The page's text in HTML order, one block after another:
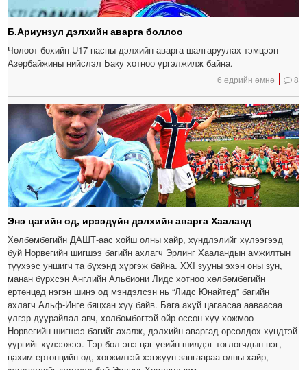
Б.Ариунзул дэлхийн аварга боллоо
Чөлөөт бөхийн U17 насны дэлхийн аварга шалгаруулах тэмцээн
Азербайжины нийслэл Баку хотноо үргэлжилж байна.
6 өдрийн өмнө 8
Энэ цагийн од, ирээдүйн дэлхийн аварга Хааланд
Хөлбөмбөгийн ДАШТ-аас хойш олны хайр, хүндлэлийг хүлээгээд
буй Норвегийн шигшээ багийн ахлагч Эрлинг Хааландын амжилтын
түүхээс уншигч та бүхэнд хүргэж байна. XXI зууны эхэн оны зун,
манан бүрхсэн Английн Альбиони Лидс хотноо хөлбөмбөгийн
ертөнцөд нэгэн шинэ од мэндэлсэн нь “Лидс Юнайтед” багийн
ахлагч Альф-Инге бяцхан хүү байв. Бага ахуй цагаасаа ааваасаа
үлгэр дуурайлал авч, хөлбөмбөгтэй ойр өссөн хүү хожмоо
Норвегийн шигшээ багийг ахалж, дэлхийн аваргад өрсөлдөх хүндтэй
үүргийг хүлээжээ. Тэр бол энэ цаг үеийн шилдэг тоглогчдын нэг,
цахим ертөнцийн од, хөгжилтэй хэгжүүн зангаараа олны хайр,